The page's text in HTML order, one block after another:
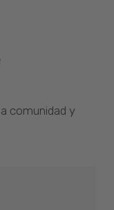
comunidad y